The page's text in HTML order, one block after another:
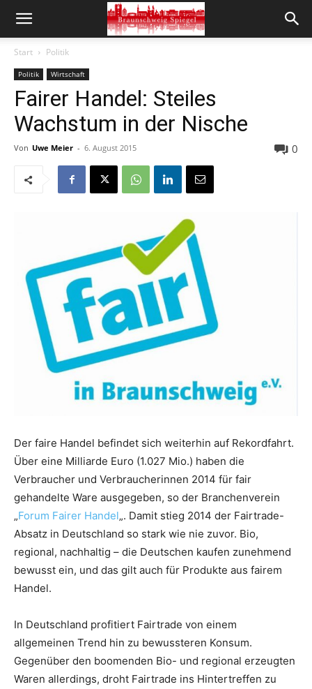
Start Politik
Politik Wirtschaft
Fairer Handel: Steiles
Wachstum in der Nische
Von Uwe Meier - 6. August 2015 0
Der faire Handel befindet sich weiterhin auf Rekordfahrt.
Über eine Milliarde Euro (1.027 Mio.) haben die
Verbraucher und Verbraucherinnen 2014 für fair
gehandelte Ware ausgegeben, so der Branchenverein
„Forum Fairer Handel„. Damit stieg 2014 der Fairtrade-
Absatz in Deutschland so stark wie nie zuvor. Bio,
regional, nachhaltig – die Deutschen kaufen zunehmend
bewusst ein, und das gilt auch für Produkte aus fairem
Handel.
In Deutschland profitiert Fairtrade von einem
allgemeinen Trend hin zu bewussteren Konsum.
Gegenüber den boomenden Bio- und regional erzeugten
Waren allerdings, droht Fairtrade ins Hintertreffen zu